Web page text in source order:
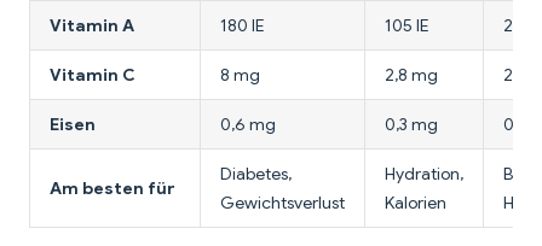
Vitamin A 180 IE 105 IE 23 IE
Vitamin C 8 mg 2,8 mg 2,2
Eisen 0,6 mg 0,3 mg 0,2
Am besten für
Diabetes,
Gewichtsverlust
Hydration,
Kalorien